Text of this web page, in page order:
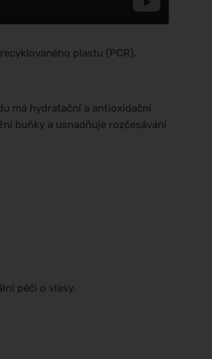
plastu (PCR).
má hydratační a antioxidační
buňky a usnadňuje rozčesávání
péči o vlasy.